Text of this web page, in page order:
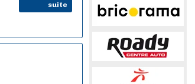
suite